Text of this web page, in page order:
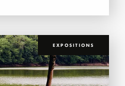
EXPOSITIONS